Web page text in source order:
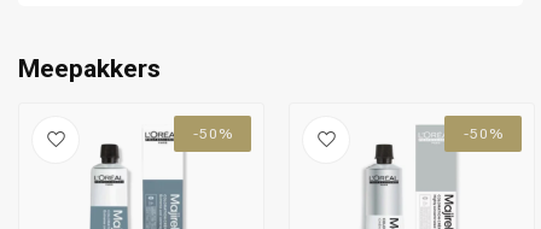
Meepakkers
-50% -50%